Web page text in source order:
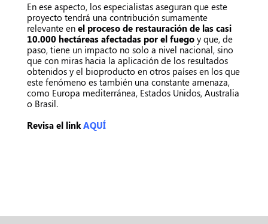
En ese aspecto, los especialistas aseguran que este
proyecto tendrá una contribución sumamente
relevante en el proceso de restauración de las casi
10.000 hectáreas afectadas por el fuego y que, de
paso, tiene un impacto no solo a nivel nacional, sino
que con miras hacia la aplicación de los resultados
obtenidos y el bioproducto en otros países en los que
este fenómeno es también una constante amenaza,
como Europa mediterránea, Estados Unidos, Australia
o Brasil.
Revisa el linkAQUÍ